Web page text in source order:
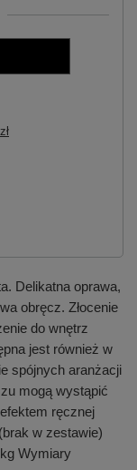
Delikatna oprawa,
obręcz. Złocenie
do wnętrz
jest również w
spójnych aranżacji
mogą wystąpić
ręcznej
w zestawie)
Wymiary